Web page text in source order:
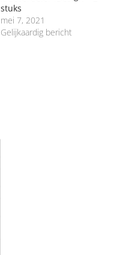
stuks
mei 7, 2021
Gelijkaardig bericht